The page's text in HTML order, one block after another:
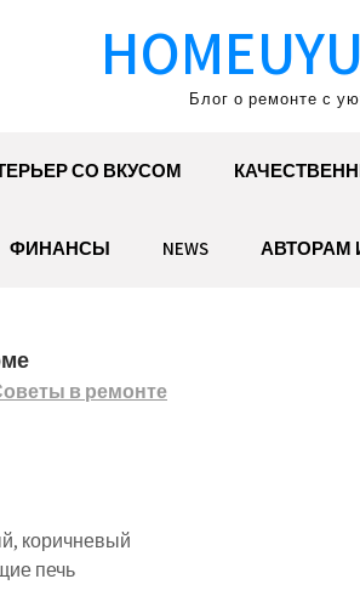
Блог о ремонте с
СО ВКУСОМ
ФИНАНСЫ NEWS АВТОРАМ
в ремонте
коричневый
печь